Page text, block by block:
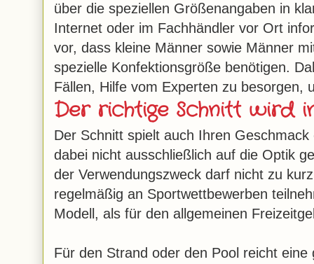
über die speziellen Größenangaben in
Internet oder im Fachhändler vor Ort
vor, dass kleine Männer sowie Männer
spezielle Konfektionsgröße benötigen.
Fällen, Hilfe vom Experten zu besorgen,
Der richtige Schnitt wird
Der Schnitt spielt auch Ihren
dabei nicht ausschließlich auf die Optik
der Verwendungszweck darf nicht zu
regelmäßig an Sportwettbewerben
Modell, als für den allgemeinen
Für den Strand oder den Pool reicht eine